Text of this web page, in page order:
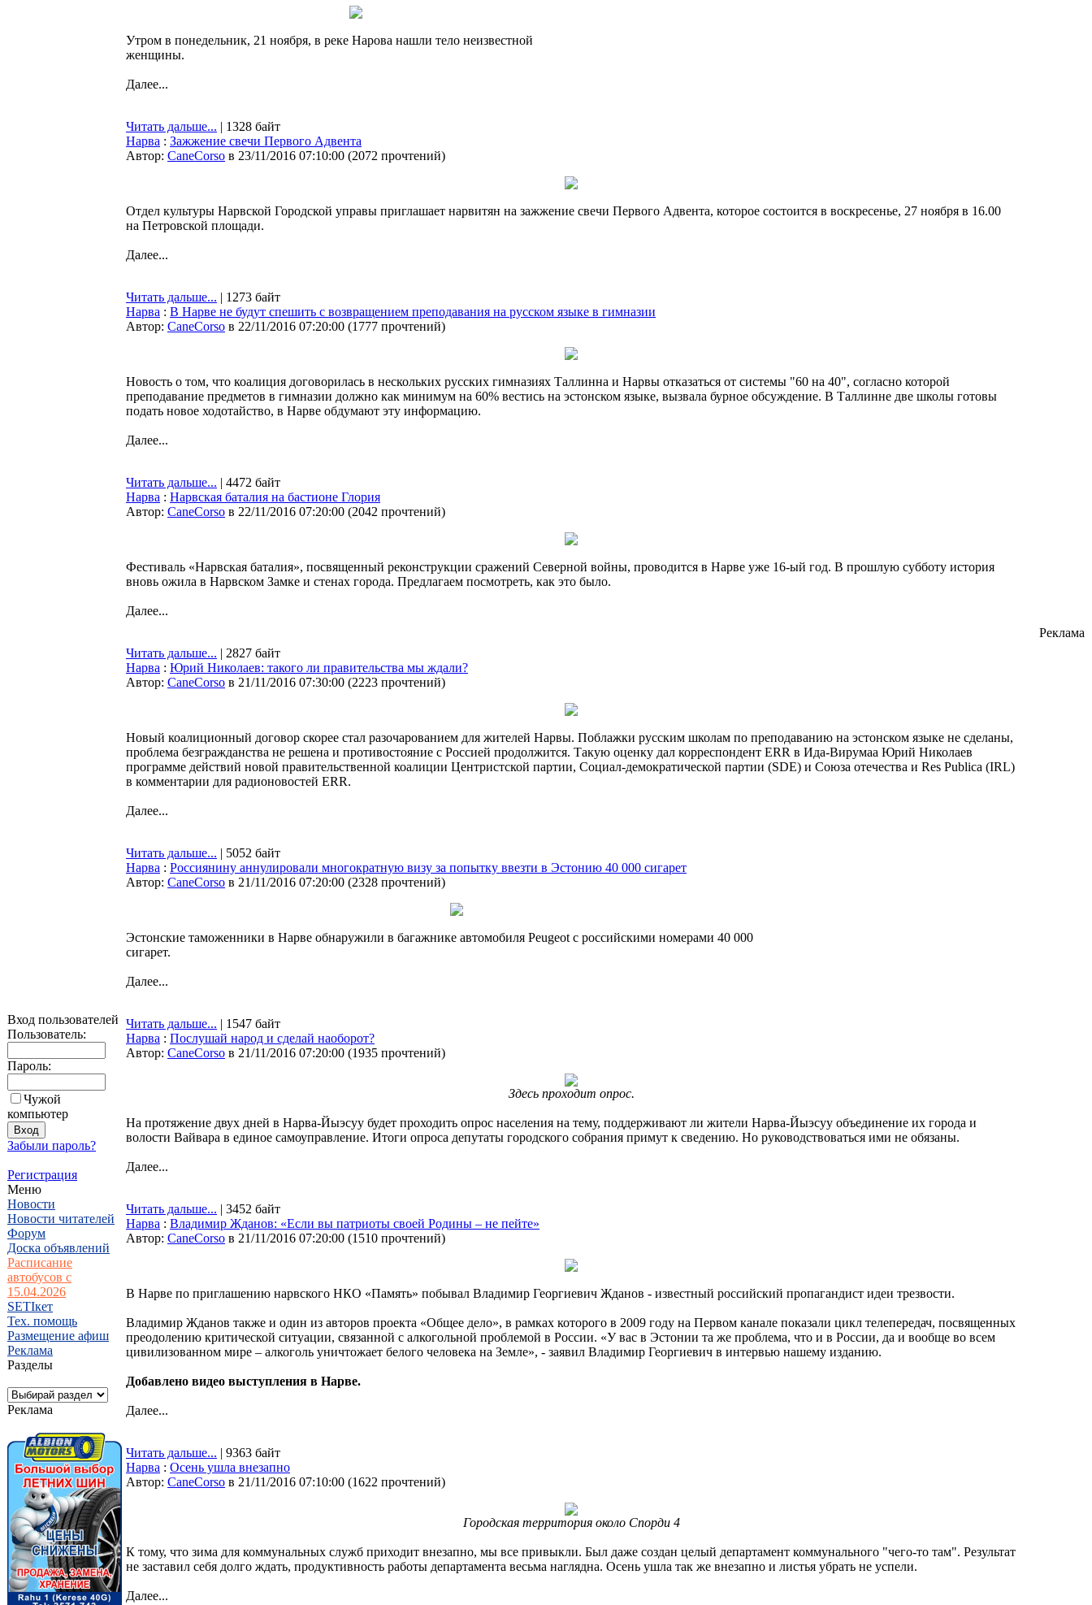
Вход пользователей
Пользователь:
Пароль:
Чужой
компьютер
Забыли пароль?
Регистрация
Меню
Новости
Новости читателей
Форум
Доска объявлений
Расписание
автобусов с
15.04.2026
SETIкет
Тех. помощь
Размещение афиш
Реклама
Разделы
Реклама
Утром в понедельник, 21 ноября, в реке Нарова нашли тело неизвестной
женщины.
Далее...
Читать дальше... | 1328 байт
Нарва : Зажжение свечи Первого Адвента
Автор: CaneCorso в 23/11/2016 07:10:00 (2072 прочтений)
Отдел культуры Нарвской Городской управы приглашает нарвитян на зажжение свечи Первого Адвента, которое состоится в воскресенье, 27 ноября в 16.00
на Петровской площади.
Далее...
Читать дальше... | 1273 байт
Нарва : В Нарве не будут спешить с возвращением преподавания на русском языке в гимназии
Автор: CaneCorso в 22/11/2016 07:20:00 (1777 прочтений)
Новость о том, что коалиция договорилась в нескольких русских гимназиях Таллинна и Нарвы отказаться от системы "60 на 40", согласно которой
преподавание предметов в гимназии должно как минимум на 60% вестись на эстонском языке, вызвала бурное обсуждение. В Таллинне две школы готовы
подать новое ходотайство, в Нарве обдумают эту информацию.
Далее...
Читать дальше... | 4472 байт
Нарва : Нарвская баталия на бастионе Глория
Автор: CaneCorso в 22/11/2016 07:20:00 (2042 прочтений)
Фестиваль «Нарвская баталия», посвященный реконструкции сражений Северной войны, проводится в Нарве уже 16-ый год. В прошлую субботу история
вновь ожила в Нарвском Замке и стенах города. Предлагаем посмотреть, как это было.
Далее...
Читать дальше... | 2827 байт
Нарва : Юрий Николаев: такого ли правительства мы ждали?
Автор: CaneCorso в 21/11/2016 07:30:00 (2223 прочтений)
Новый коалиционный договор скорее стал разочарованием для жителей Нарвы. Поблажки русским школам по преподаванию на эстонском языке не сделаны,
проблема безгражданства не решена и противостояние с Россией продолжится. Такую оценку дал корреспондент ERR в Ида-Вирумаа Юрий Николаев
программе действий новой правительственной коалиции Центристской партии, Социал-демократической партии (SDE) и Союза отечества и Res Publica (IRL)
в комментарии для радионовостей ERR.
Далее...
Читать дальше... | 5052 байт
Нарва : Россиянину аннулировали многократную визу за попытку ввезти в Эстонию 40 000 сигарет
Автор: CaneCorso в 21/11/2016 07:20:00 (2328 прочтений)
Эстонские таможенники в Нарве обнаружили в багажнике автомобиля Peugeot с российскими номерами 40 000
сигарет.
Далее...
Читать дальше... | 1547 байт
Нарва : Послушай народ и сделай наоборот?
Автор: CaneCorso в 21/11/2016 07:20:00 (1935 прочтений)
Здесь проходит опрос.
На протяжение двух дней в Нарва-Йыэсуу будет проходить опрос населения на тему, поддерживают ли жители Нарва-Йыэсуу объединение их города и
волости Вайвара в единое самоуправление. Итоги опроса депутаты городского собрания примут к сведению. Но руководствоваться ими не обязаны.
Далее...
Читать дальше... | 3452 байт
Нарва : Владимир Жданов: «Если вы патриоты своей Родины – не пейте»
Автор: CaneCorso в 21/11/2016 07:20:00 (1510 прочтений)
В Нарве по приглашению нарвского НКО «Память» побывал Владимир Георгиевич Жданов - известный российский пропагандист идеи трезвости.
Владимир Жданов также и один из авторов проекта «Общее дело», в рамках которого в 2009 году на Первом канале показали цикл телепередач, посвященных
преодолению критической ситуации, связанной с алкогольной проблемой в России. «У вас в Эстонии та же проблема, что и в России, да и вообще во всем
цивилизованном мире – алкоголь уничтожает белого человека на Земле», - заявил Владимир Георгиевич в интервью нашему изданию.
Добавлено видео выступления в Нарве.
Далее...
Читать дальше... | 9363 байт
Нарва : Осень ушла внезапно
Автор: CaneCorso в 21/11/2016 07:10:00 (1622 прочтений)
Городская территория около Спорди 4
К тому, что зима для коммунальных служб приходит внезапно, мы все привыкли. Был даже создан целый департамент коммунального "чего-то там". Результат
не заставил себя долго ждать, продуктивность работы департамента весьма наглядна. Осень ушла так же внезапно и листья убрать не успели.
Далее...
Реклама